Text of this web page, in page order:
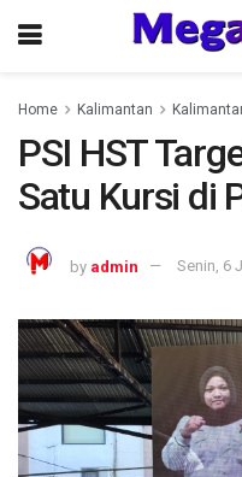
Home Kalimantan
PSI HST
Satu Kursi di
by admin Senin, 6